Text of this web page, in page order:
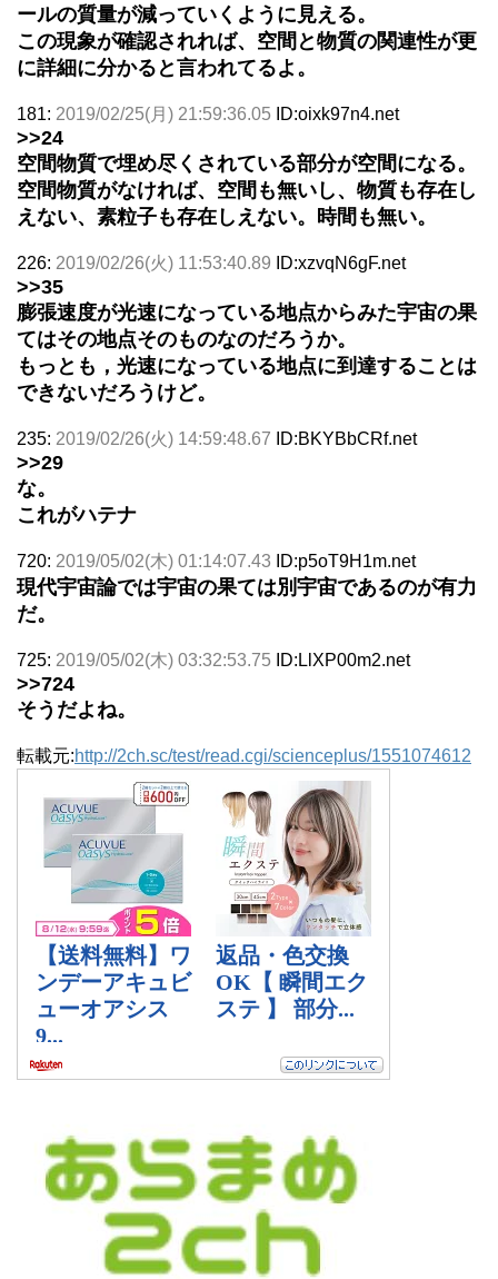
ールの質量が減っていくように見える。
この現象が確認されれば、空間と物質の関連性が更
に詳細に分かると言われてるよ。
181: 2019/02/25(月) 21:59:36.05 ID:oixk97n4.net
>>24
空間物質で埋め尽くされている部分が空間になる。
空間物質がなければ、空間も無いし、物質も存在し
えない、素粒子も存在しえない。時間も無い。
226: 2019/02/26(火) 11:53:40.89 ID:xzvqN6gF.net
>>35
膨張速度が光速になっている地点からみた宇宙の果
てはその地点そのものなのだろうか。
もっとも，光速になっている地点に到達することは
できないだろうけど。
235: 2019/02/26(火) 14:59:48.67 ID:BKYBbCRf.net
>>29
な。
これがハテナ
720: 2019/05/02(木) 01:14:07.43 ID:p5oT9H1m.net
現代宇宙論では宇宙の果ては別宇宙であるのが有力
だ。
725: 2019/05/02(木) 03:32:53.75 ID:LlXP00m2.net
>>724
そうだよね。
転載元:http://2ch.sc/test/read.cgi/scienceplus/1551074612